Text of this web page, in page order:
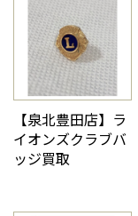
【泉北豊田店】ラ
イオンズクラブバ
ッジ買取